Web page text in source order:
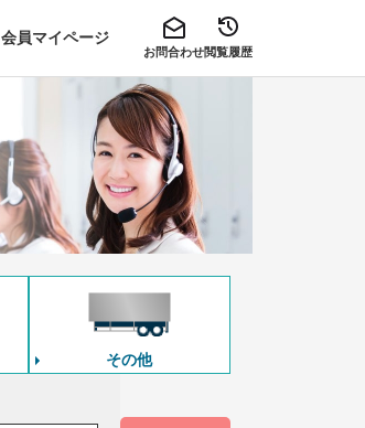
会員マイページ
お問合わせ閲覧履歴
その他